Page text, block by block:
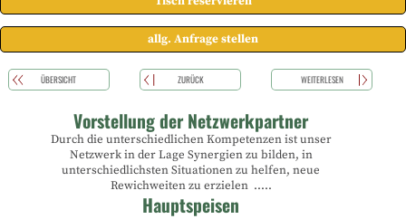
allg. Anfrage stellen
ÜBERSICHT ZURÜCK WEITERLESEN
Vorstellung der Netzwerkpartner
Durch die unterschiedlichen Kompetenzen ist unser
Netzwerk in der Lage Synergien zu bilden, in
unterschiedlichsten Situationen zu helfen, neue
Rewichweiten zu erzielen .....
Hauptspeisen